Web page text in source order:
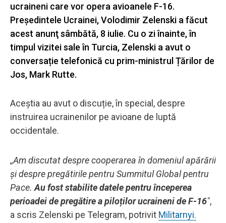
ucraineni care vor opera avioanele F-16.
Președintele Ucrainei, Volodimir Zelenski a făcut
acest anunţ sâmbătă, 8 iulie. Cu o zi înainte, în
timpul vizitei sale în Turcia, Zelenski a avut o
conversație telefonică cu prim-ministrul Țărilor de
Jos, Mark Rutte.
Aceștia au avut o discuție, în special, despre
instruirea ucrainenilor pe avioane de luptă
occidentale.
,,Am discutat despre cooperarea în domeniul apărării
și despre pregătirile pentru Summitul Global pentru
Pace.Au fost stabilite datele pentru începerea
perioadei de pregătire a piloților ucraineni de F-16",
a scris Zelenski pe Telegram, potrivit Militarnyi.